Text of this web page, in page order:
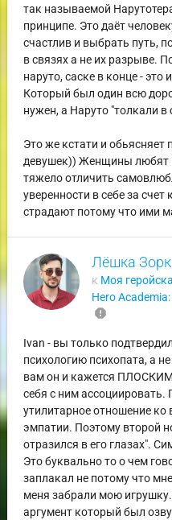
так называемой
принципе. Это даёт
счастлив и выбрать путь,
в связях а не их разрыве.
наруто, саске в конце -
Который был один всю
нужен, а Наруто "толкали в
Это же кстати и обьясняет
девушек)) Женщины любят
тяжело отличить
уверенности в себе за
страдают потому что ими
Лёшка
к Моя
Hero
report
Ivan - вы только
психологию психопата, а
вам он и кажется
себя с ним ассоциировать.
утилитарное отношение ко
эмпатии. Поэтому второй
отразился в его глазах".
Это буквально то о чем
заплакал не потому что
меня забрали мою
аргумент который был